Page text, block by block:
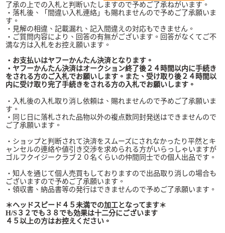
了承の上での入札と判断いたしますので予めご了承ねがいます。
・落札後、「間違い入札連絡」も賜れませんので予めご了承願いま
す。
・見解の相違、記載漏れ、記入間違えの対応もできません。
・ご質問内容により、回答の有無がございます。回答がなくてご不
満な方は入札をお控え願います。
・お支払いはヤフーかんたん決済となります。
・ヤフーかんたん決済はオークション終了後２４時間以内に手続き
をされる方のご入札でお願いします。また、受け取り後２４時間以
内に受け取り完了手続きをされる方の入札でお願いします。
・入札後の入札取り消し依頼は、賜れませんので予めご了承願いま
す。
・同じ日に落札された品物以外の複点数同封発送はできませんので
ご了承願います。
・ショップと判断されて決済をスムーズにされなかったり平然とキ
ャンセルの連絡や値引き交渉を求められる方がいらっしゃいますが
ゴルフクイジークラブ２０名くらいの仲間同士での個人出品です。
・知人を通じて個人売買もしておりますので出品取り消しの場合も
ございますので予めご了承願います。
・領収書、納品書等の発行はできませんので予めご了承願います。
＊ヘッドスピード４５未満での加工となってます＊
H/S３２でも３８でも効果は十二分にございます
４５以上の方はお控えください。